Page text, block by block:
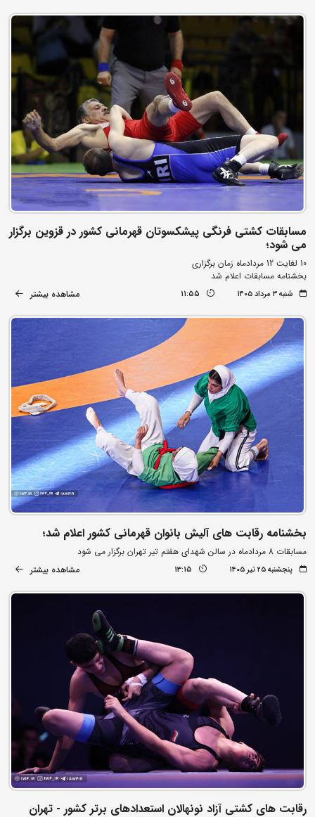
مسابقات کشتی فرنگی پیشکسوتان قهرمانی کشور در قزوین برگزار
می شود؛
10 لغایت 12 مردادماه زمان برگزاری
بخشنامه مسابقات اعلام شد
شنبه ۳ مرداد ۱۴۰۵ 11:55 مشاهده بیشتر
بخشنامه رقابت های آلیش بانوان قهرمانی کشور اعلام شد؛
مسابقات 8 مردادماه در سالن شهدای هفتم تیر تهران برگزار می شود
پنجشنبه ۲۵ تیر ۱۴۰۵ 13:15 مشاهده بیشتر
رقابت های کشتی آزاد نونهالان استعدادهای برتر کشور - تهران